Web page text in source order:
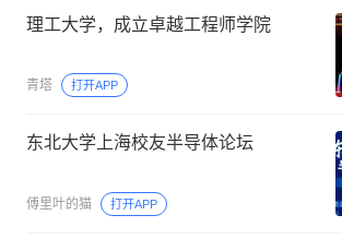
理工大学，成立卓越工程师学院
青塔 打开APP
东北大学上海校友半导体论坛
傅里叶的猫 打开APP